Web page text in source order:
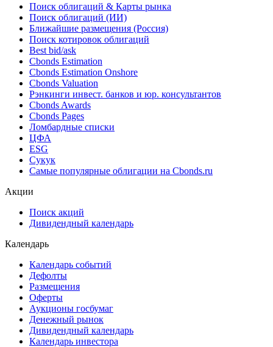
Поиск облигаций & Карты рынка
Поиск облигаций (ИИ)
Ближайшие размещения (Россия)
Поиск котировок облигаций
Best bid/ask
Cbonds Estimation
Cbonds Estimation Onshore
Cbonds Valuation
Рэнкинги инвест. банков и юр. консультантов
Cbonds Awards
Cbonds Pages
Ломбардные списки
ЦФА
ESG
Сукук
Самые популярные облигации на Cbonds.ru
Акции
Поиск акций
Дивидендный календарь
Календарь
Календарь событий
Дефолты
Размещения
Оферты
Аукционы госбумаг
Денежный рынок
Дивидендный календарь
Календарь инвестора